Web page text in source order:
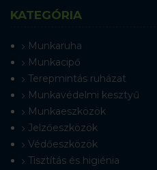
KATEGÓRIA
Munkaruha
Munkacipő
Terepmintás ruházat
Munkavédelmi kesztyű
Munkaeszközök
Jelzőeszközök
Védőeszközök
Tisztítás és higiénia